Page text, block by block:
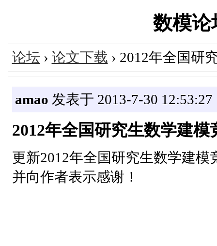
数模论
论坛 › 论文下载 › 2012年全国研
amao 发表于 2013-7-30 12:53:27
2012年全国研究生数学建
更新2012年全国研究生数学建
并向作者表示感谢！